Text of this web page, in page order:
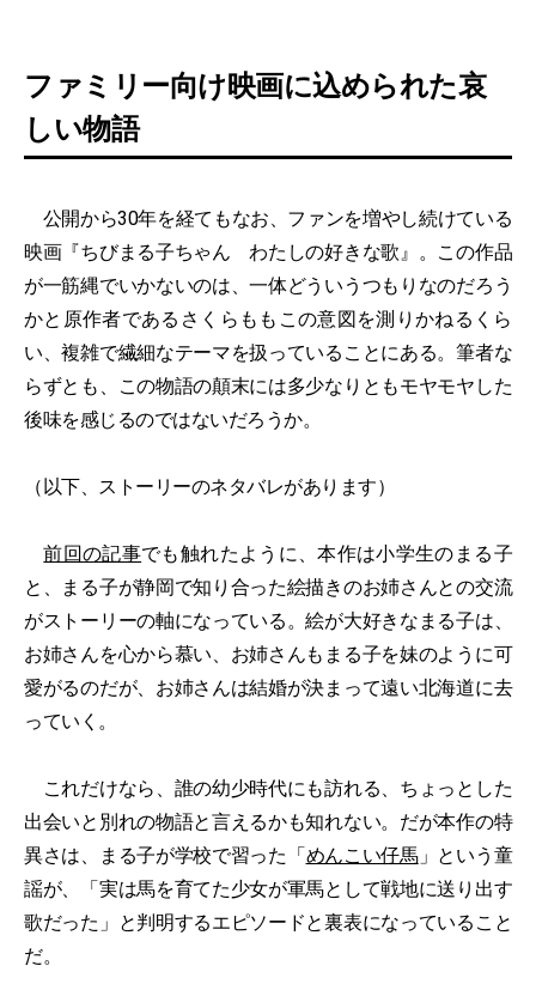
ファミリー向け映画に込められた哀
しい物語
公開から30年を経てもなお、ファンを増やし続けている
映画『ちびまる子ちゃん わたしの好きな歌』。この作品
が一筋縄でいかないのは、一体どういうつもりなのだろう
かと原作者であるさくらももこの意図を測りかねるくら
い、複雑で繊細なテーマを扱っていることにある。筆者な
らずとも、この物語の顛末には多少なりともモヤモヤした
後味を感じるのではないだろうか。
（以下、ストーリーのネタバレがあります）
前回の記事でも触れたように、本作は小学生のまる子
と、まる子が静岡で知り合った絵描きのお姉さんとの交流
がストーリーの軸になっている。絵が大好きなまる子は、
お姉さんを心から慕い、お姉さんもまる子を妹のように可
愛がるのだが、お姉さんは結婚が決まって遠い北海道に去
っていく。
これだけなら、誰の幼少時代にも訪れる、ちょっとした
出会いと別れの物語と言えるかも知れない。だが本作の特
異さは、まる子が学校で習った「めんこい仔馬」という童
謡が、「実は馬を育てた少女が軍馬として戦地に送り出す
歌だった」と判明するエピソードと裏表になっていること
だ。